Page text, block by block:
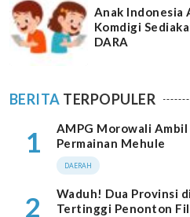
Anak Indonesia
Komdigi
DARA
BERITA TERPOPULER
1
AMPG Morowali
Permainan Mehule
DAERAH
2
Waduh! Dua Provinsi
Tertinggi Penonton